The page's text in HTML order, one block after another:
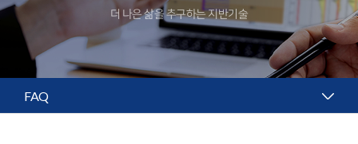
더 나은 삶을 추구하는 지반기술
FAQ